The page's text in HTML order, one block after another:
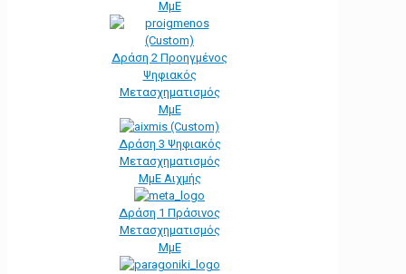
ΜμΕ
Δράση 2 Προηγμένος
Ψηφιακός
Μετασχηματισμός
ΜμΕ
Δράση 3 Ψηφιακός
Μετασχηματισμός
ΜμΕ Αιχμής
Δράση 1 Πράσινος
Μετασχηματισμός
ΜμΕ